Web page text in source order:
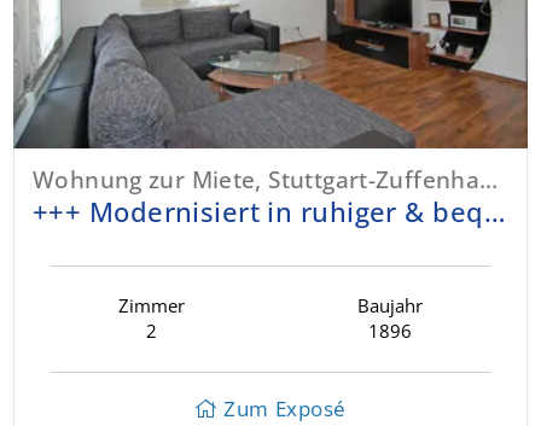
Wohnung zur Miete, Stuttgart-Zuffenhausen
+++ Modernisiert in ruhiger & bequemer Lage - 2½ Zi. im EG - Laminat, schickes Bad mit FBH, EBK +++
Zimmer
2
Baujahr
1896
Zum Exposé